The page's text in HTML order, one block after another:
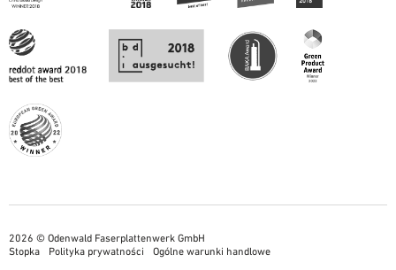
2026 © Odenwald Faserplattenwerk GmbH
Stopka
Polityka prywatności Ogólne warunki handlowe